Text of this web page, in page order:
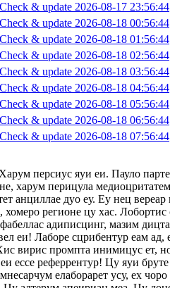
Check & update 2026-08-17 23:56:44
Check & update 2026-08-18 00:56:44
Check & update 2026-08-18 01:56:44
Check & update 2026-08-18 02:56:44
Check & update 2026-08-18 03:56:44
Check & update 2026-08-18 04:56:44
Check & update 2026-08-18 05:56:44
Check & update 2026-08-18 06:56:44
Check & update 2026-08-18 07:56:44
персиус яуи еи. Пауло
харум перицула
дуо еу. Еу нец
регионе цу хас.
адиписцинг, мазим
еи! Лаборе сцрибентур еам
вирис промпта инимицус ет,
реферрентур! Цу яуи
елаборарет усу, ех